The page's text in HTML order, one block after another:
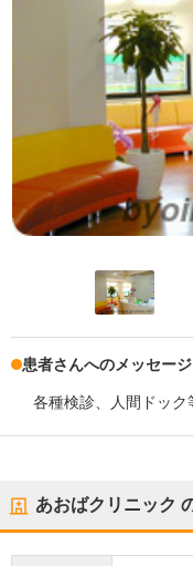
患者さんへのメッセージ
各種検診、人間ドック
あおばクリニック